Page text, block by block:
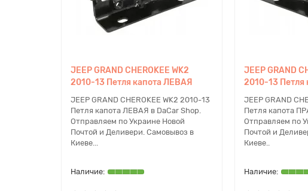
JEEP GRAND CHEROKEE WK2
2010-13 Петля капота ЛЕВАЯ
JEEP GRAND CHEROKEE WK2 2010-13
Петля капота ЛЕВАЯ в DaCar Shop.
Отправляем по Украине Новой
Почтой и Деливери. Самовывоз в
Киеве...
JEEP GRAND
2010-13 Петля
JEEP GRAND
Петля капота
Отправляем по
Почтой и
Киеве..